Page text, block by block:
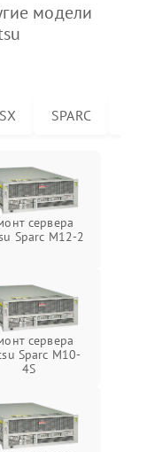
модели
SPARC
сервера
Sparc M12-2
сервера
Sparc M10-
4S